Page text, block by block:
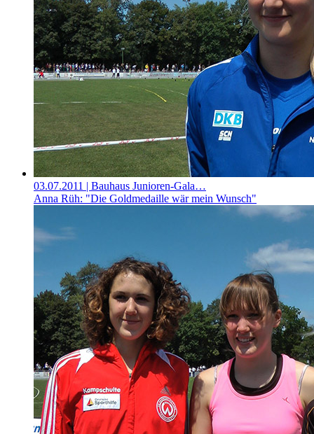
03.07.2011 | Bauhaus Junioren-Gala…
Anna Rüh: "Die Goldmedaille wär mein Wunsch"